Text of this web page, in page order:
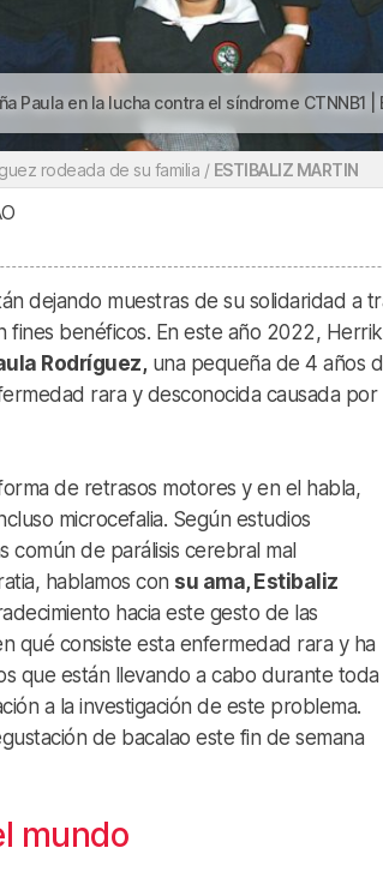
contra el síndrome CTNNB1 | Basauri se vuelca con la pequeña
rodeada de su familia / ESTIBALIZ MARTIN
dejando muestras de su solidaridad a
fines benéficos. En este año 2022,
Rodríguez, una pequeña de 4 años
rara y desconocida causada
de retrasos motores y en el habla,
microcefalia. Según estudios
común de parálisis cerebral mal
hablamos con su ama, Estibaliz
hacia este gesto de las
qué consiste esta enfermedad rara y ha
que están llevando a cabo durante toda
a la investigación de este problema.
de bacalao este fin de semana
mundo